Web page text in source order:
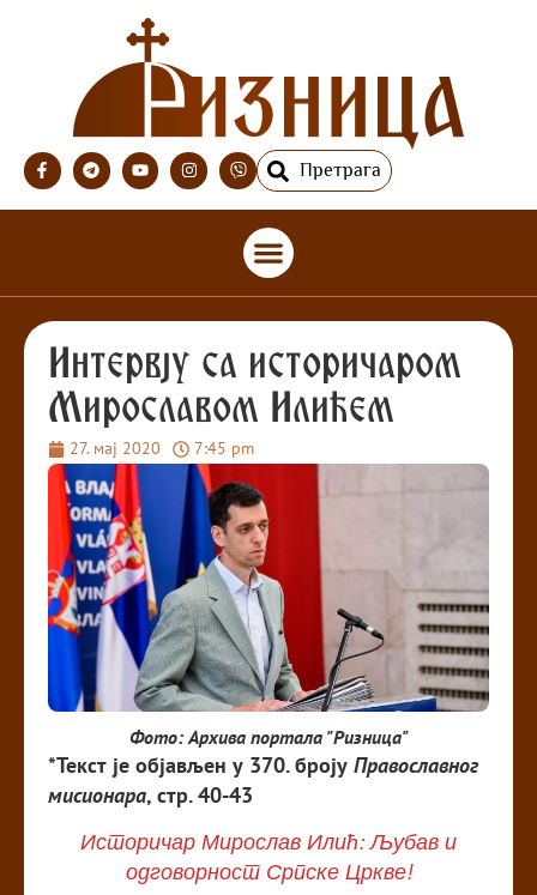
Претрага
Интервју са историчаром
Мирославом Илићем
27. мај 2020 7:45 pm
Фото: Архива портала "Ризница"
*Текст је објављен у 370. броју Православног
мисионара, стр. 40-43
Историчар Мирослав Илић: Љубав и
одговорност Српске Цркве!